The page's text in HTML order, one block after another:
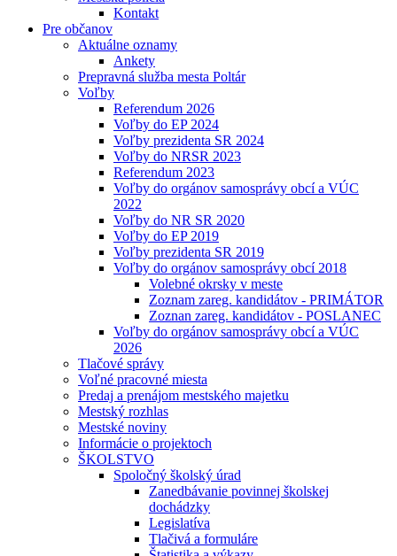
Kontakt
Pre občanov
Aktuálne oznamy
Ankety
Prepravná služba mesta Poltár
Voľby
Referendum 2026
Voľby do EP 2024
Voľby prezidenta SR 2024
Voľby do NRSR 2023
Referendum 2023
Voľby do orgánov samosprávy obcí a VÚC
2022
Voľby do NR SR 2020
Voľby do EP 2019
Voľby prezidenta SR 2019
Voľby do orgánov samosprávy obcí 2018
Volebné okrsky v meste
Zoznam zareg. kandidátov - PRIMÁTOR
Zoznan zareg. kandidátov - POSLANEC
Voľby do orgánov samosprávy obcí a VÚC
2026
Tlačové správy
Voľné pracovné miesta
Predaj a prenájom mestského majetku
Mestský rozhlas
Mestské noviny
Informácie o projektoch
ŠKOLSTVO
Spoločný školský úrad
Zanedbávanie povinnej školskej
dochádzky
Legislatíva
Tlačivá a formuláre